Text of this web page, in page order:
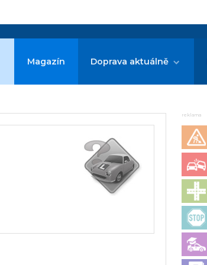
Magazín Doprava aktuálně
reklama